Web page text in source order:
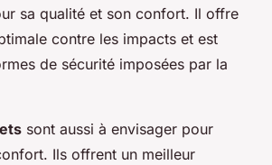
sa qualité et son confort. Il offre
contre les impacts et est
de sécurité imposées par la
sont aussi à envisager pour
Ils offrent un meilleur